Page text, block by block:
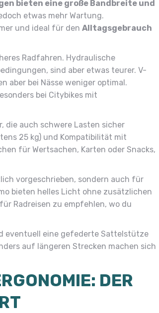
bieten eine große Bandbreite und
etwas mehr Wartung.
und ideal für den Alltagsgebrauch
Radfahren. Hydraulische
sind aber etwas teurer. V-
aber bei Nässe weniger optimal.
bei Citybikes mit
die auch schwere Lasten sicher
25 kg) und Kompatibilität mit
für Wertsachen, Karten oder Snacks,
vorgeschrieben, sondern auch für
bieten helles Licht ohne zusätzlichen
Radreisen zu empfehlen, wo du
eventuell eine gefederte Sattelstütze
auf längeren Strecken machen sich
DER